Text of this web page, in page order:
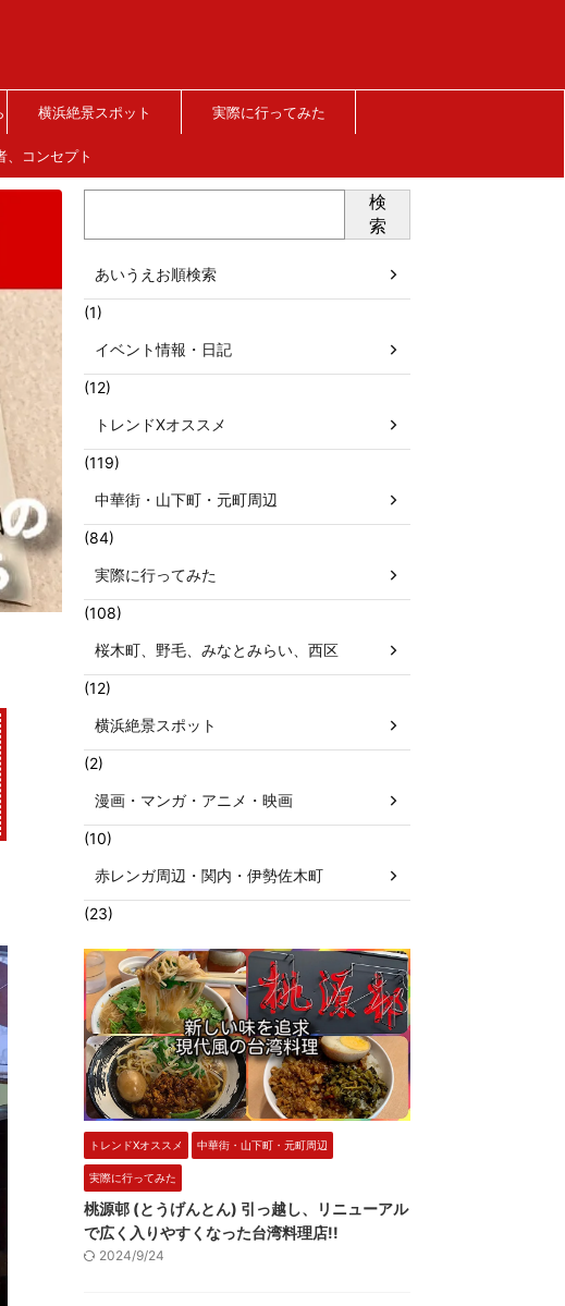
横浜絶景スポット 実際に行ってみた
、コンセプト
検
索
あいうえお順検索
(1)
イベント情報・日記
(12)
トレンドXオススメ
(119)
中華街・山下町・元町周辺
(84)
実際に行ってみた
(108)
桜木町、野毛、みなとみらい、西区
(12)
横浜絶景スポット
(2)
漫画・マンガ・アニメ・映画
(10)
赤レンガ周辺・関内・伊勢佐木町
(23)
トレンドXオススメ 中華街・山下町・元町周辺
実際に行ってみた
桃源邨 (とうげんとん) 引っ越し、リニューアル
で広く入りやすくなった台湾料理店!!
2024/9/24